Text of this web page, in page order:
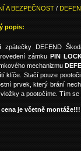
A BEZPEČNOST /
popis:
zpátečky DEFEND
zámku PIN
mechanizmu
klíče. Stačí pouze
prvek, který brání
a pootočíme. Tím se
cena je včetně